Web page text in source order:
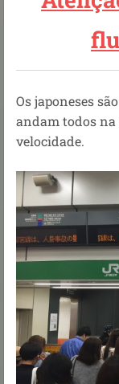
Os japoneses
andam todos na
velocidade.